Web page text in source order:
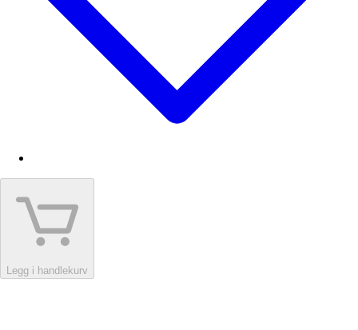
Legg i handlekurv